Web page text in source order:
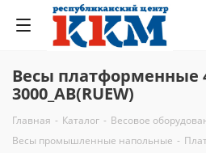
Весы платформенные
3000_AB(RUEW)
Главная - Каталог - Весовое
Весы промышленные напольные -